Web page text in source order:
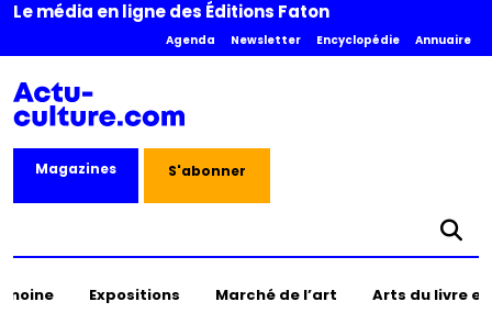
Le média en ligne des Éditions Faton
Agenda Newsletter Encyclopédie Annuaire
Magazines S'abonner
Expositions Marché de l’art Arts du livre